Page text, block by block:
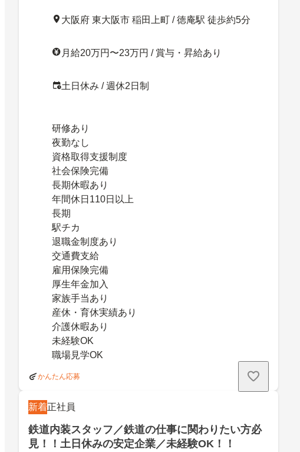
大阪府 東大阪市 稲田上町 / 徳庵駅 徒歩約5分
月給20万円〜23万円 / 賞与・昇給あり
土日休み / 週休2日制
研修あり
夜勤なし
資格取得支援制度
社会保険完備
長期休暇あり
年間休日110日以上
長期
駅チカ
退職金制度あり
交通費支給
雇用保険完備
厚生年金加入
家族手当あり
産休・育休実績あり
介護休暇あり
未経験OK
職場見学OK
かんたん応募
新着正社員
鉄道内装スタッフ／鉄道の仕事に関わりたい方必
見！！土日休みの安定企業／未経験OK！！